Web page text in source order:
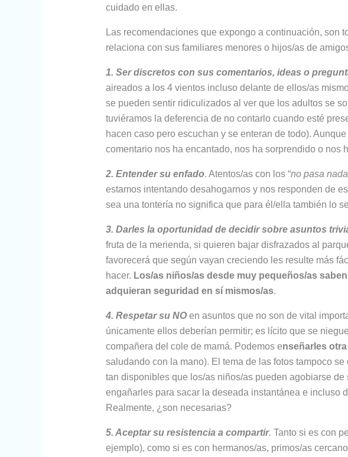
cuidado en ellas.
Las recomendaciones que expongo a continuación, son
relaciona con sus familiares menores o hijos/as de
1. Ser discretos con sus comentarios, ideas o
aireados a los 4 vientos incluso delante de ellos/as
se pueden sentir ridiculizados al ver que los adultos se
tuviéramos la deferencia de no contarlo cuando esté
hacen caso pero escuchan y se enteran de todo).
comentario nos ha encantado, nos ha sorprendido o nos
2. Entender su enfado. Atentos/as con los “no pasa nada
estamos intentando desahogarnos y nos responden de
sea una tontería no significa que para él/ella también lo
3. Darles la oportunidad de decidir sobre asuntos
fruta de la merienda, si quieren bajar disfrazados al
favorecerá que según vayan creciendo les resulte más
hacer. Los/as niños/as desde muy pequeños/as
adquieran seguridad en sí mismos/as.
4. Respetar su NO en asuntos que no son de vital
únicamente ellos deberían permitir; es lícito que se
compañera del cole de mamá. Podemos enseñarles
saludando con la mano). El tema de las fotos tampoco
tan disponibles que los/as niños/as pueden agobiarse
engañarles para sacar la deseada instantánea e incluso
Realmente, ¿son necesarias?
5. Aceptar su resistencia a compartir. Tanto si es con
ejemplo), como si es con hermanos/as, primos/as